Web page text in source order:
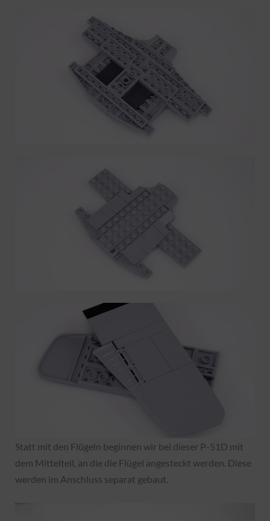
Statt mit den Flügeln beginnen wir bei dieser P-51D mit
dem Mittelteil, an die die Flügel angesteckt werden. Diese
werden im Anschluss separat gebaut.